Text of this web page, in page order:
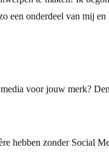
en vormen. De Pima